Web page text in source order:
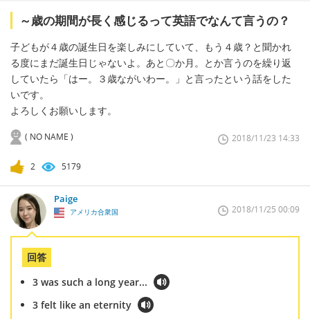
～歳の期間が長く感じるって英語でなんて言うの？
子どもが４歳の誕生日を楽しみにしていて、もう４歳？と聞かれ
る度にまだ誕生日じゃないよ。あと〇か月。とか言うのを繰り返
していたら「はー。３歳ながいわー。」と言ったという話をした
いです。
よろしくお願いします。
( NO NAME ) 2018/11/23 14:33
2 5179
Paige
アメリカ合衆国 2018/11/25 00:09
回答
3 was such a long year...
3 felt like an eternity